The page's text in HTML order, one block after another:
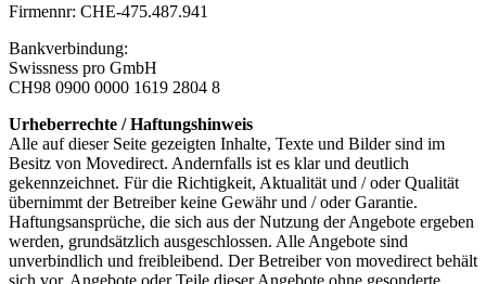
Firmennr: CHE-475.487.941
Bankverbindung:
Swissness pro GmbH
CH98 0900 0000 1619 2804 8
Urheberrechte / Haftungshinweis
Alle auf dieser Seite gezeigten Inhalte, Texte und Bilder sind im
Besitz von Movedirect. Andernfalls ist es klar und deutlich
gekennzeichnet. Für die Richtigkeit, Aktualität und / oder Qualität
übernimmt der Betreiber keine Gewähr und / oder Garantie.
Haftungsansprüche, die sich aus der Nutzung der Angebote ergeben
werden, grundsätzlich ausgeschlossen. Alle Angebote sind
unverbindlich und freibleibend. Der Betreiber von movedirect behält
sich vor, Angebote oder Teile dieser Angebote ohne gesonderte